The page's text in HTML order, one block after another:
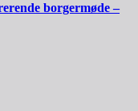
borgermøde –